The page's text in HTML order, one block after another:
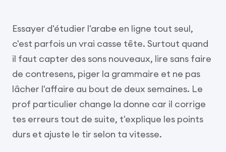
Essayer d'étudier l'arabe en ligne tout seul,
c'est parfois un vrai casse tête. Surtout quand
il faut capter des sons nouveaux, lire sans faire
de contresens, piger la grammaire et ne pas
lâcher l'affaire au bout de deux semaines. Le
prof particulier change la donne car il corrige
tes erreurs tout de suite, t'explique les points
durs et ajuste le tir selon ta vitesse.